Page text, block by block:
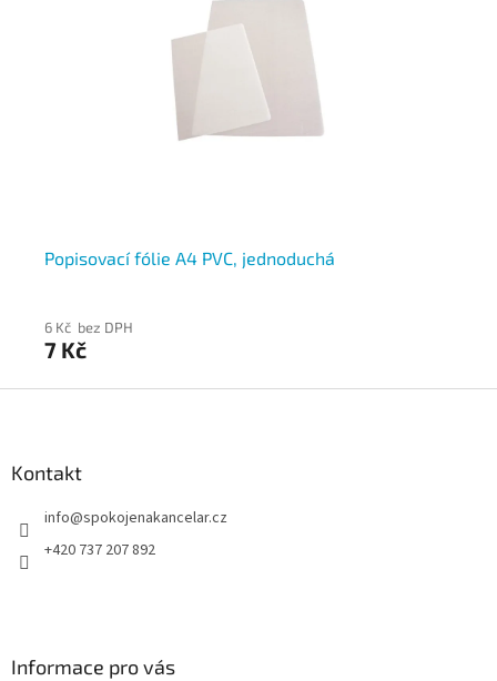
Popisovací fólie A4 PVC, jednoduchá
6 Kč bez DPH
7 Kč
Kontakt
info@spokojenakancelar.cz
+420 737 207 892
Informace pro vás